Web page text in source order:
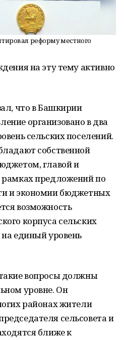
реформу местного
на эту тему активно
что в Башкирии
организовано в два
сельских поселений.
собственной
главой и
предложений по
и экономии бюджетных
возможность
корпуса сельских
единый уровень
вопросы должны
уровне. Он
районах жители
сельсовета и
ближе к